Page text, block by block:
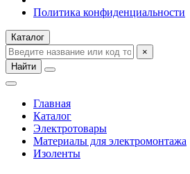
Политика конфиденциальности
Каталог
×
Найти
Главная
Каталог
Электротовары
Материалы для электромонтажа
Изоленты